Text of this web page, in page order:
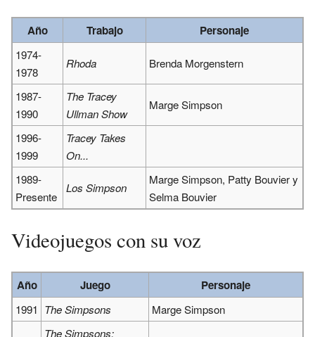
Año Trabajo Personaje
1974-
1978
Rhoda Brenda Morgenstern
1987-
1990
The Tracey
Ullman Show
Marge Simpson
1996-
1999
Tracey Takes
On...
1989-
Presente
Los Simpson
Marge Simpson, Patty Bouvier y
Selma Bouvier
Videojuegos con su voz
Año Juego Personaje
1991 The Simpsons Marge Simpson
The Simpsons: